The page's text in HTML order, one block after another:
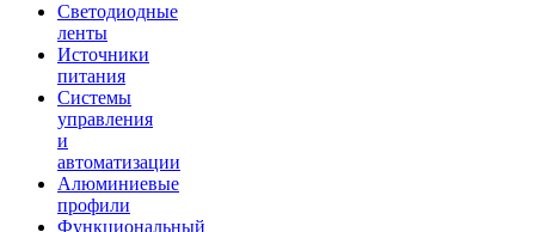
Светодиодные
ленты
Источники
питания
Системы
управления
и
автоматизации
Алюминиевые
профили
Функциональный